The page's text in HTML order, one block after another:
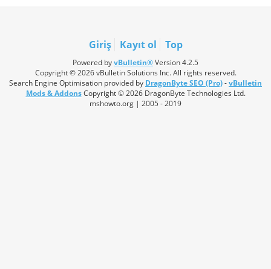
Giriş Kayıt ol Top
Powered byvBulletin®Version 4.2.5
Copyright © 2026 vBulletin Solutions Inc. All rights reserved.
Search Engine Optimisation provided by DragonByte SEO (Pro)-vBulletin
Mods & AddonsCopyright © 2026 DragonByte Technologies Ltd.
mshowto.org | 2005 - 2019